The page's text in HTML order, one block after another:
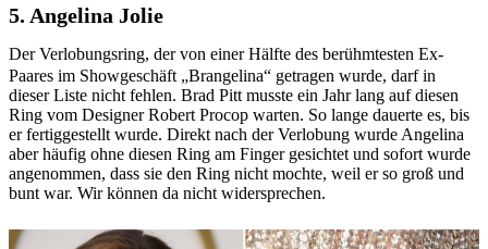
5. Angelina Jolie
Der Verlobungsring, der von einer Hälfte des berühmtesten Ex-
Paares im Showgeschäft „Brangelina“ getragen wurde, darf in
dieser Liste nicht fehlen. Brad Pitt musste ein Jahr lang auf diesen
Ring vom Designer Robert Procop warten. So lange dauerte es, bis
er fertiggestellt wurde. Direkt nach der Verlobung wurde Angelina
aber häufig ohne diesen Ring am Finger gesichtet und sofort wurde
angenommen, dass sie den Ring nicht mochte, weil er so groß und
bunt war. Wir können da nicht widersprechen.